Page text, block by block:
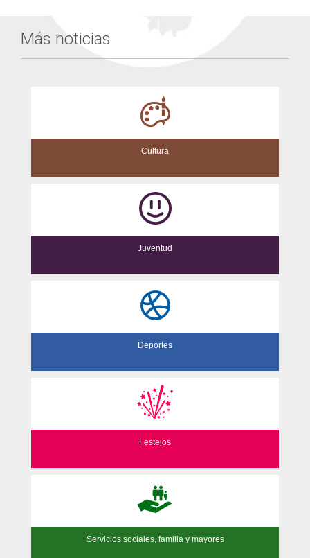
Más noticias
Cultura
Juventud
Deportes
Festejos
Servicios sociales, familia y mayores